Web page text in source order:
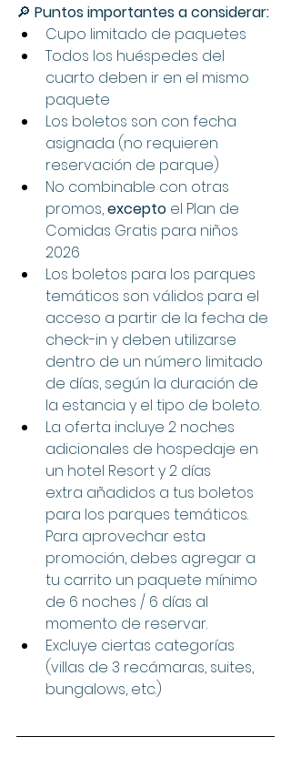
🔎 Puntos importantes a considerar:
Cupo limitado de paquetes
Todos los huéspedes del
cuarto deben ir en el mismo
paquete
Los boletos son con fecha
asignada (no requieren
reservación de parque)
No combinable con otras
promos, excepto el Plan de
Comidas Gratis para niños
2026
Los boletos para los parques
temáticos son válidos para el
acceso a partir de la fecha de
check-in y deben utilizarse
dentro de un número limitado
de días, según la duración de
la estancia y el tipo de boleto.
La oferta incluye 2 noches
adicionales de hospedaje en
un hotel Resort y 2 días
extra añadidos a tus boletos
para los parques temáticos.
Para aprovechar esta
promoción, debes agregar a
tu carrito un paquete mínimo
de 6 noches / 6 días al
momento de reservar.
Excluye ciertas categorías
(villas de 3 recámaras, suites,
bungalows, etc.)